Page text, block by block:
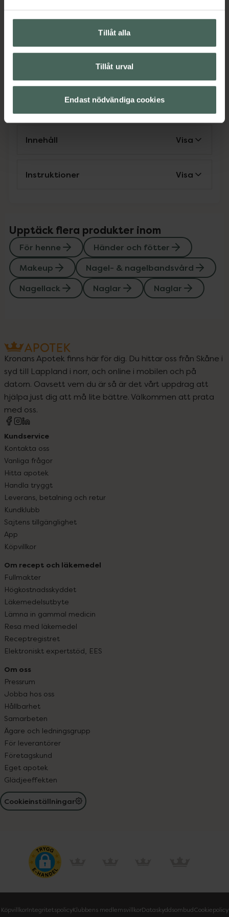
Tillåt alla
Tillåt urval
Endast nödvändiga cookies
EAN:00000073196563
För henneHänder och fötterMakeup
Omdömen
Innehåll Visa
Instruktioner Visa
Upptäck flera produkter inom
För henne
Händer och fötter
Makeup
Nagel- & nagelbandsvård
Nagellack
Naglar Naglar
Kronans Apotek finns här för dig. Du hittar oss från Skåne i
syd till Lappland i norr, och online i mobilen och på
datorn. Oavsett vem du är så är det vårt uppdrag att
hjälpa just dig att må lite bättre. Välkommen att prata
med oss.
Kundservice
Kontakta oss
Vanliga frågor
Hitta apotek
Handla tryggt
Leverans, betalning och retur
Kundklubb
Sajtens tillgänglighet
App
Köpvillkor
Om recept och läkemedel
Fullmakter
Högkostnadsskyddet
Läkemedelsutbyte
Lämna in gammal medicin
Resa med läkemedel
Receptregistret
Elektroniskt expertstöd, EES
Om oss
Pressrum
Jobba hos oss
Hållbarhet
Samarbeten
Ägare och ledningsgrupp
För leverantörer
Företagskund
Eget apotek
Glädjeeffekten
Cookieinställningar
KöpvillkorIntegritetspolicyKlubbens medlemsvillkorDataskyddsombudCookiepolicy